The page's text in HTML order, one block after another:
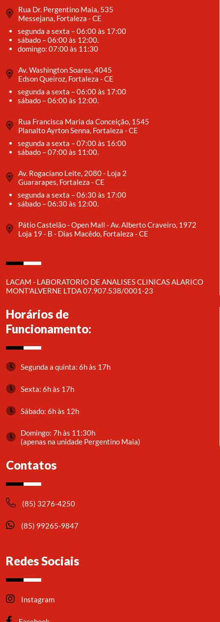
Rua Dr. Pergentino Maia, 535
Messejana, Fortaleza - CE
segunda a sexta – 06:00 às 17:00
sábado – 06:00 às 12:00.
domingo: 07:00 às 11:30
Av. Washington Soares, 4045
Edson Queiroz, Fortaleza - CE
segunda a sexta – 06:00 às 17:00
sábado – 06:00 às 12:00.
Rua Francisca Maria da Conceição, 1545
Planalto Ayrton Senna, Fortaleza - CE
segunda a sexta – 07:00 às 16:00
sábado – 07:00 às 11:00.
Av. Rogaciano Leite, 2080 - Loja 2
Guararapes, Fortaleza - CE
segunda a sexta – 06:30 às 17:00
sábado – 06:30 às 12:00.
Pátio Castelão - Open Mall - Av. Alberto Craveiro, 1972
Loja 19 - B - Dias Macêdo, Fortaleza - CE
LACAM - LABORATORIO DE ANALISES CLINICAS ALARICO
MONT'ALVERNE LTDA 07.907.538/0001-23
Horários de
Funcionamento:
Segunda a quinta: 6h às 17h
Sexta: 6h às 17h
Sábado: 6h às 12h
Domingo: 7h às 11:30h
(apenas na unidade Pergentino Maia)
Contatos
(85) 3276-4250
(85) 99265-9847
Redes Sociais
Instagram